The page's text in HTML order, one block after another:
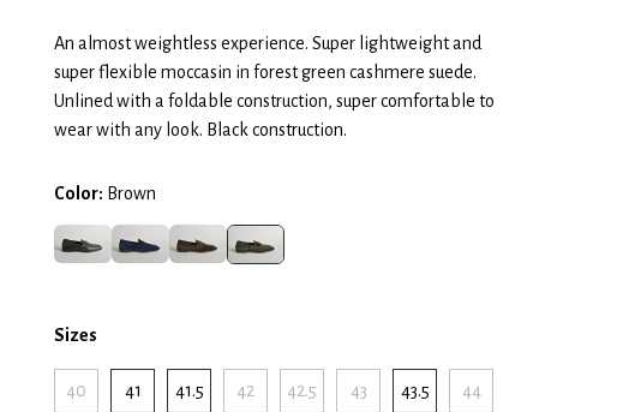
An almost weightless experience. Super lightweight and
super flexible moccasin in forest green cashmere suede.
Unlined with a foldable construction, super comfortable to
wear with any look. Black construction.
Color: Brown
Sizes
40 41 41.5 42 42.5 43 43.5 44